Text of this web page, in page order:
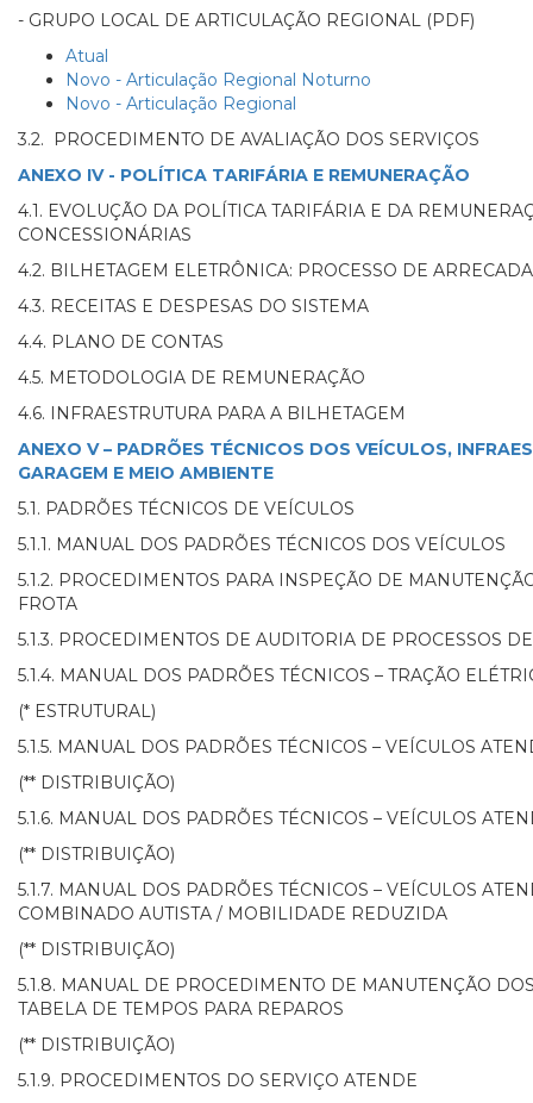
- GRUPO LOCAL DE ARTICULAÇÃO REGIONAL (PDF)
Atual
Novo - Articulação Regional Noturno
Novo - Articulação Regional
3.2. PROCEDIMENTO DE AVALIAÇÃO DOS SERVIÇOS
ANEXO IV - POLÍTICA TARIFÁRIA E REMUNERAÇÃO
4.1. EVOLUÇÃO DA POLÍTICA TARIFÁRIA E DA
CONCESSIONÁRIAS
4.2. BILHETAGEM ELETRÔNICA: PROCESSO DE
4.3. RECEITAS E DESPESAS DO SISTEMA
4.4. PLANO DE CONTAS
4.5. METODOLOGIA DE REMUNERAÇÃO
4.6. INFRAESTRUTURA PARA A BILHETAGEM
ANEXO V – PADRÕES TÉCNICOS DOS VEÍCULOS,
GARAGEM E MEIO AMBIENTE
5.1. PADRÕES TÉCNICOS DE VEÍCULOS
5.1.1. MANUAL DOS PADRÕES TÉCNICOS DOS VEÍCULOS
5.1.2. PROCEDIMENTOS PARA INSPEÇÃO DE
FROTA
5.1.3. PROCEDIMENTOS DE AUDITORIA DE PROCESSOS
5.1.4. MANUAL DOS PADRÕES TÉCNICOS – TRAÇÃO
(* ESTRUTURAL)
5.1.5. MANUAL DOS PADRÕES TÉCNICOS – VEÍCULOS
(** DISTRIBUIÇÃO)
5.1.6. MANUAL DOS PADRÕES TÉCNICOS – VEÍCULOS
(** DISTRIBUIÇÃO)
5.1.7. MANUAL DOS PADRÕES TÉCNICOS – VEÍCULOS
COMBINADO AUTISTA / MOBILIDADE REDUZIDA
(** DISTRIBUIÇÃO)
5.1.8. MANUAL DE PROCEDIMENTO DE MANUTENÇÃO
TABELA DE TEMPOS PARA REPAROS
(** DISTRIBUIÇÃO)
5.1.9. PROCEDIMENTOS DO SERVIÇO ATENDE